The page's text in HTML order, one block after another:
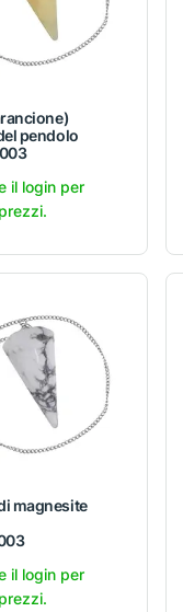
pendolo
il login per
magnesite
il login per